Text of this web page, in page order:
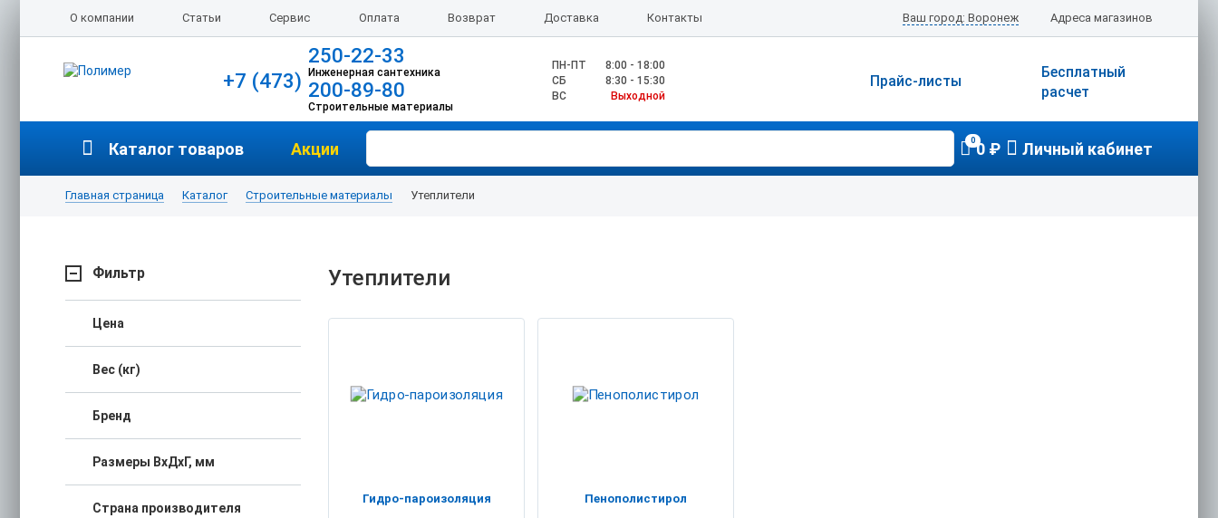
О компании Статьи Сервис Оплата Возврат Доставка Контакты Адреса магазинов
Ваш город: Воронеж
+7 (473)
250-22-33
Инженерная сантехника
200-89-80
Строительные материалы
ПН-ПТ
8:00 - 18:00
CБ
8:30 - 15:30
ВС
Выходной
Бесплатный
расчет
Прайс-листы
Каталог товаров Акции 00 ₽ Личный кабинет
Главная страница Каталог Строительные материалы Утеплители
Фильтр
Цена
Вес (кг)
Бренд
Размеры ВхДхГ, мм
Страна производителя
Утеплители
Гидро-пароизоляция Пенополистирол